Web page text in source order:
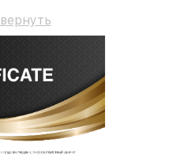
на ремонт и детали.